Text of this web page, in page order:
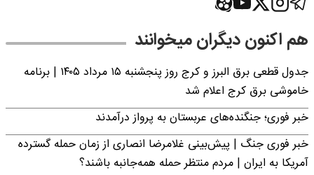
هم اکنون دیگران میخوانند
جدول قطعی برق البرز و کرج روز پنجشنبه ۱۵ مرداد ۱۴۰۵ | برنامه
خاموشی برق کرج اعلام شد
خبر فوری؛ جنگنده‌های عربستان به پرواز درآمدند
خبر فوری جنگ | پیش‌بینی غلامرضا انصاری از زمان حمله گسترده
آمریکا به ایران | مردم منتظر حمله همه‌جانبه باشند؟